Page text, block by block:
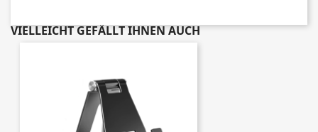
VIELLEICHT GEFÄLLT IHNEN AUCH